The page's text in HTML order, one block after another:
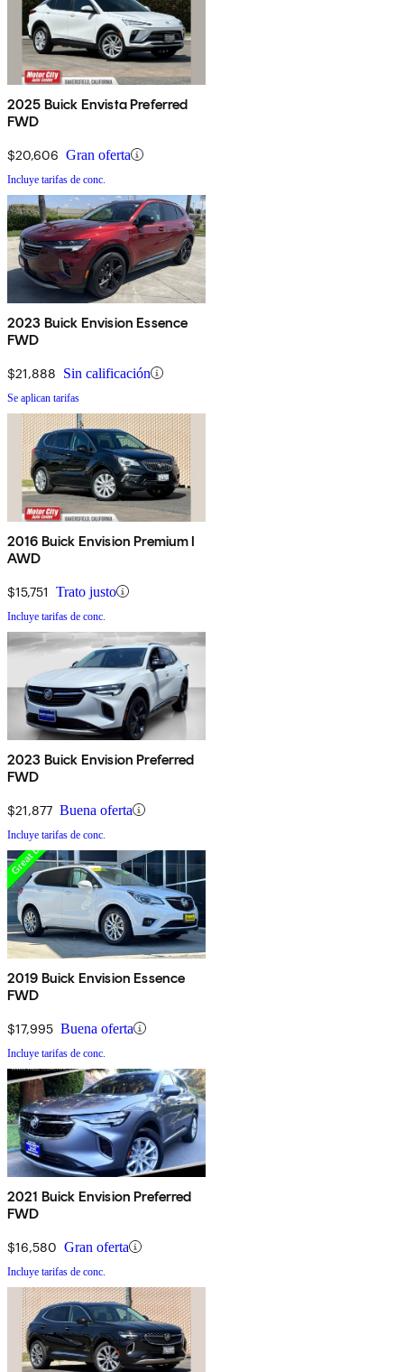
2025 Buick Envista Preferred
FWD
$20,606 Gran oferta
Incluye tarifas de conc.
2023 Buick Envision Essence
FWD
$21,888 Sin calificación
Se aplican tarifas
2016 Buick Envision Premium I
AWD
$15,751 Trato justo
Incluye tarifas de conc.
2023 Buick Envision Preferred
FWD
$21,877 Buena oferta
Incluye tarifas de conc.
2019 Buick Envision Essence
FWD
$17,995 Buena oferta
Incluye tarifas de conc.
2021 Buick Envision Preferred
FWD
$16,580 Gran oferta
Incluye tarifas de conc.